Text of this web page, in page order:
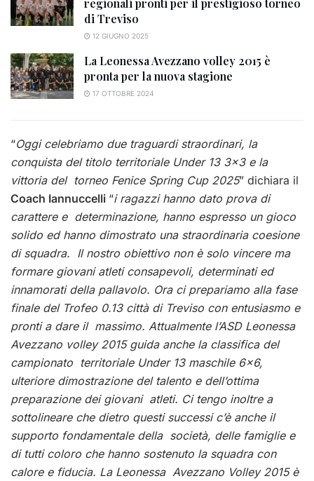
regionali pronti per il prestigioso torneo
di Treviso
12 GIUGNO 2025
La Leonessa Avezzano volley 2015 è
pronta per la nuova stagione
17 OTTOBRE 2024
“Oggi celebriamo due traguardi straordinari, la
conquista del titolo territoriale Under 13 3×3 e la
vittoria del torneo Fenice Spring Cup 2025” dichiara il
Coach Iannuccelli “i ragazzi hanno dato prova di
carattere e determinazione, hanno espresso un gioco
solido ed hanno dimostrato una straordinaria coesione
di squadra. Il nostro obiettivo non è solo vincere ma
formare giovani atleti consapevoli, determinati ed
innamorati della pallavolo. Ora ci prepariamo alla fase
finale del Trofeo 0.13 città di Treviso con entusiasmo e
pronti a dare il massimo. Attualmente l’ASD Leonessa
Avezzano volley 2015 guida anche la classifica del
campionato territoriale Under 13 maschile 6×6,
ulteriore dimostrazione del talento e dell’ottima
preparazione dei giovani atleti. Ci tengo inoltre a
sottolineare che dietro questi successi c’è anche il
supporto fondamentale della società, delle famiglie e
di tutti coloro che hanno sostenuto la squadra con
calore e fiducia. La Leonessa Avezzano Volley 2015 è